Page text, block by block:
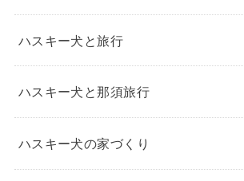
ハスキー犬と旅行
ハスキー犬と那須旅行
ハスキー犬の家づくり